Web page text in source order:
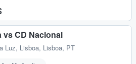
vs CD Nacional
Luz, Lisboa, Lisboa, PT